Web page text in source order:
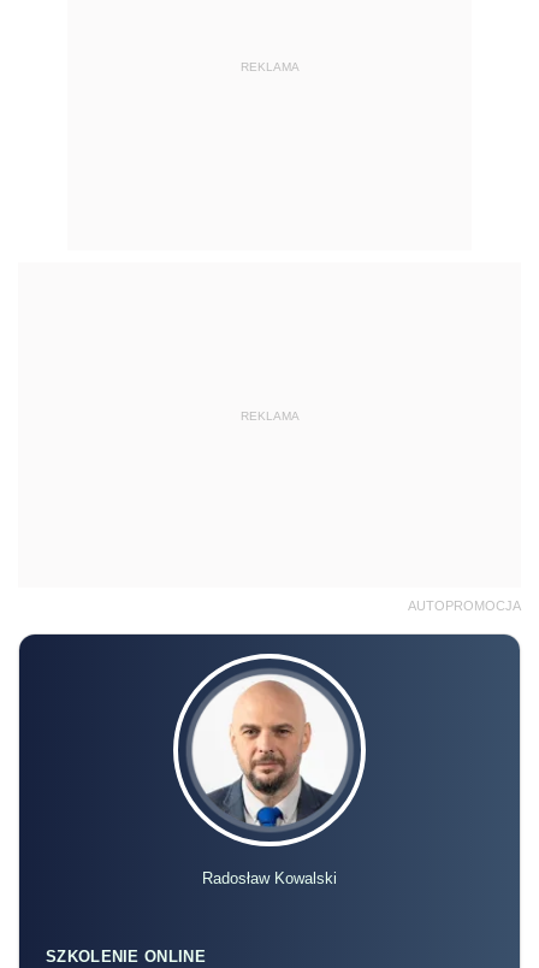
REKLAMA
REKLAMA
AUTOPROMOCJA
Radosław Kowalski
SZKOLENIE ONLINE